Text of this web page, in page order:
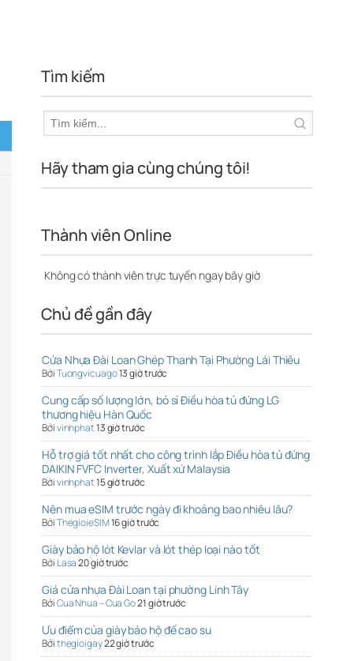
Tìm kiếm
Hãy tham gia cùng chúng tôi!
Thành viên Online
Không có thành viên trực tuyến ngay bây giờ
Chủ đề gần đây
Cửa Nhựa Đài Loan Ghép Thanh Tại Phường Lái Thiêu
BởiTuongvicuago13 giờ trước
Cung cấp số lượng lớn, bỏ sỉ Điều hòa tủ đứng LG
thương hiệu Hàn Quốc
Bởivinhphat13 giờ trước
Hỗ trợ giá tốt nhất cho công trình lắp Điều hòa tủ đứng
DAIKIN FVFC Inverter, Xuất xứ Malaysia
Bởivinhphat15 giờ trước
Nên mua eSIM trước ngày đi khoảng bao nhiêu lâu?
BởiThegioieSIM16 giờ trước
Giày bảo hộ lót Kevlar và lót thép loại nào tốt
Bởi Lasa20 giờ trước
Giá cửa nhựa Đài Loan tại phường Linh Tây
BởiCua Nhua – Cua Go21 giờ trước
Ưu điểm của giày bảo hộ đế cao su
Bởithegioigay22 giờ trước